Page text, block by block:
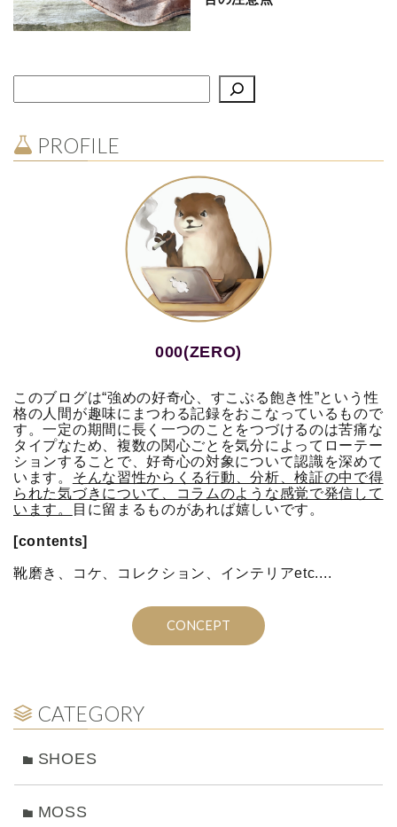
PROFILE
000(ZERO)
このブログは“強めの好奇心、すこぶる飽き性”という性
格の人間が趣味にまつわる記録をおこなっているもので
す。一定の期間に長く一つのことをつづけるのは苦痛な
タイプなため、複数の関心ごとを気分によってローテー
ションすることで、好奇心の対象について認識を深めて
います。 そんな習性からくる行動、分析、検証の中で得
られた気づきについて、コラムのような感覚で発信して
います。
目に留まるものがあれば嬉しいです。
[contents]
靴磨き、コケ、コレクション、インテリアetc....
CONCEPT
CATEGORY
SHOES
MOSS